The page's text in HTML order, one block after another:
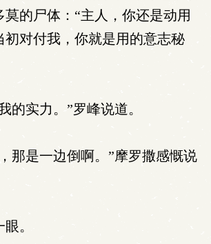
莫的尸体：“主人，你还是动用
初对付我，你就是用的意志秘
的实力。”罗峰说道。
那是一边倒啊。”摩罗撒感慨说
。